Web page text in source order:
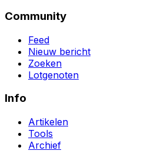
Community
Feed
Nieuw bericht
Zoeken
Lotgenoten
Info
Artikelen
Tools
Archief